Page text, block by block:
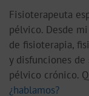
Fisioterapeuta
pélvico. Desde
de fisioterapia,
y disfunciones
pélvico crónico.
¿hablamos?